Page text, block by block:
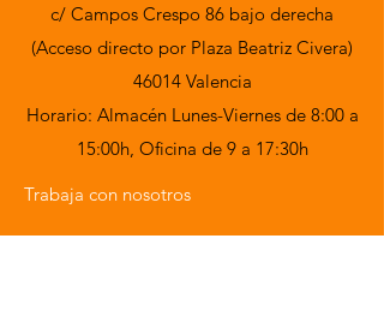
c/ Campos Crespo 86 bajo derecha
(Acceso directo por Plaza Beatriz Civera)
46014 Valencia
Horario: Almacén Lunes-Viernes de 8:00 a
15:00h, Oficina de 9 a 17:30h
Trabaja con nosotros